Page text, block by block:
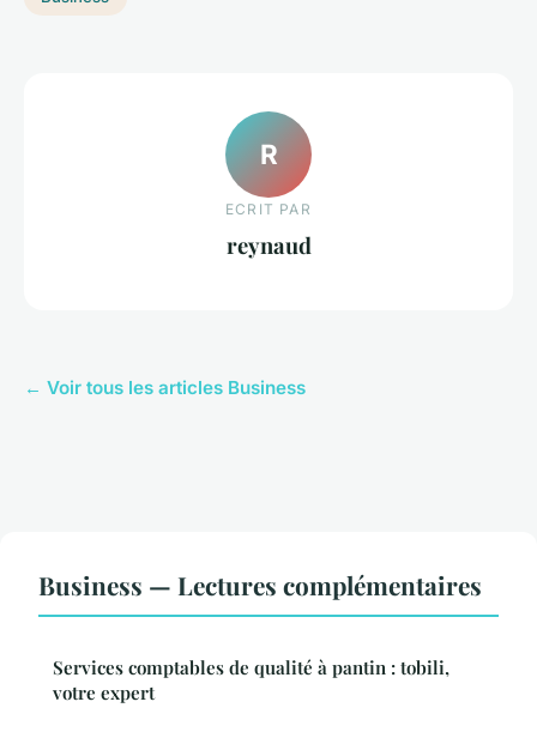
R
ECRIT PAR
reynaud
← Voir tous les articles Business
Business — Lectures complémentaires
Services comptables de qualité à pantin : tobili,
votre expert